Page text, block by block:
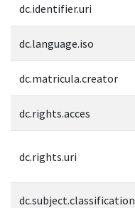
dc.identifier.uri
dc.language.iso
dc.matricula.creator
dc.rights.acces
dc.rights.uri
dc.subject.classification